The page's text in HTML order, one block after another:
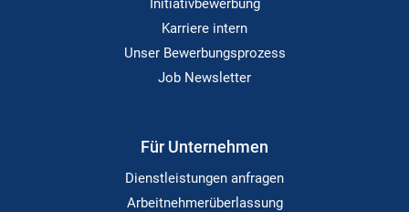
Initiativbewerbung
Karriere intern
Unser Bewerbungsprozess
Job Newsletter
Für Unternehmen
Dienstleistungen anfragen
Arbeitnehmerüberlassung